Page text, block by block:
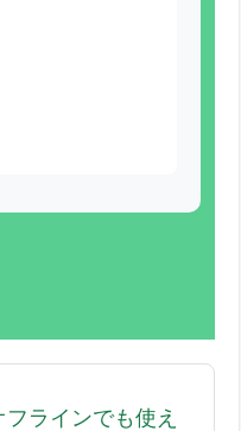
ラインでも使え